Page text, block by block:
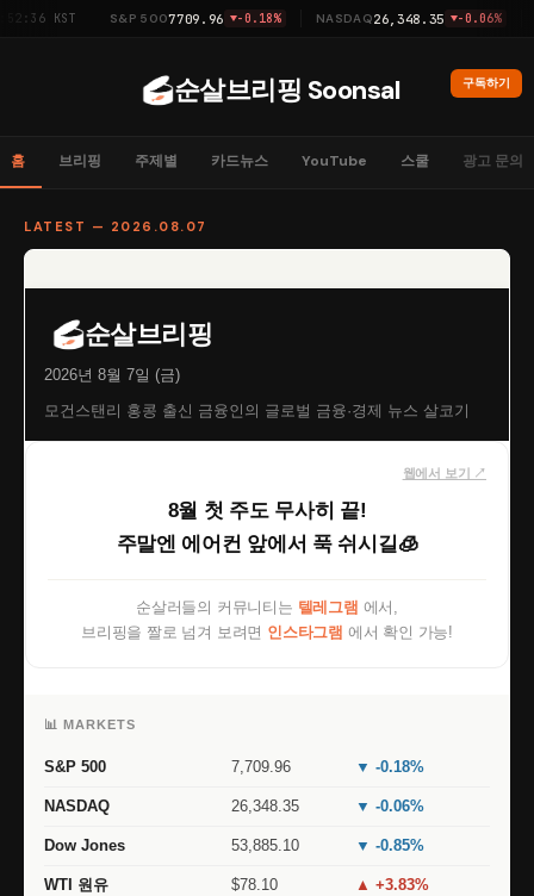
순살브리핑 Soonsal 구독하기
홈 브리핑 주제별 카드뉴스 YouTube 스쿨 광고 문의
LATEST — 2026.08.07
KST S&P 500 7709.96 -0.18% NASDAQ26,348.35 -0.06%